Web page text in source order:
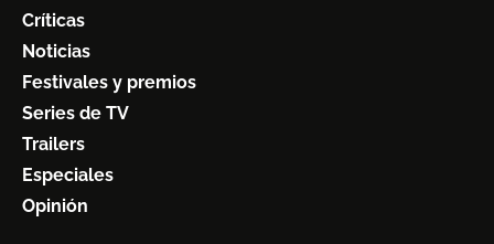
Críticas
Noticias
Festivales y premios
Series de TV
Trailers
Especiales
Opinión